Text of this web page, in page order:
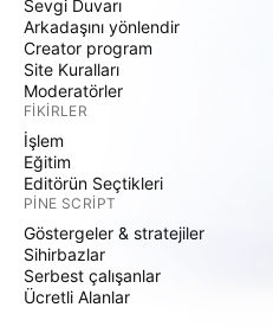
Sevgi Duvarı
Arkadaşını yönlendir
Creator program
Site Kuralları
Moderatörler
FIKIRLER
İşlem
Eğitim
Editörün Seçtikleri
PINE SCRIPT
Göstergeler & stratejiler
Sihirbazlar
Serbest çalışanlar
Ücretli Alanlar